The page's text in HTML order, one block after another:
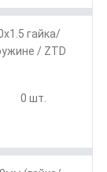
гайка/
/ ZTD
0 шт.